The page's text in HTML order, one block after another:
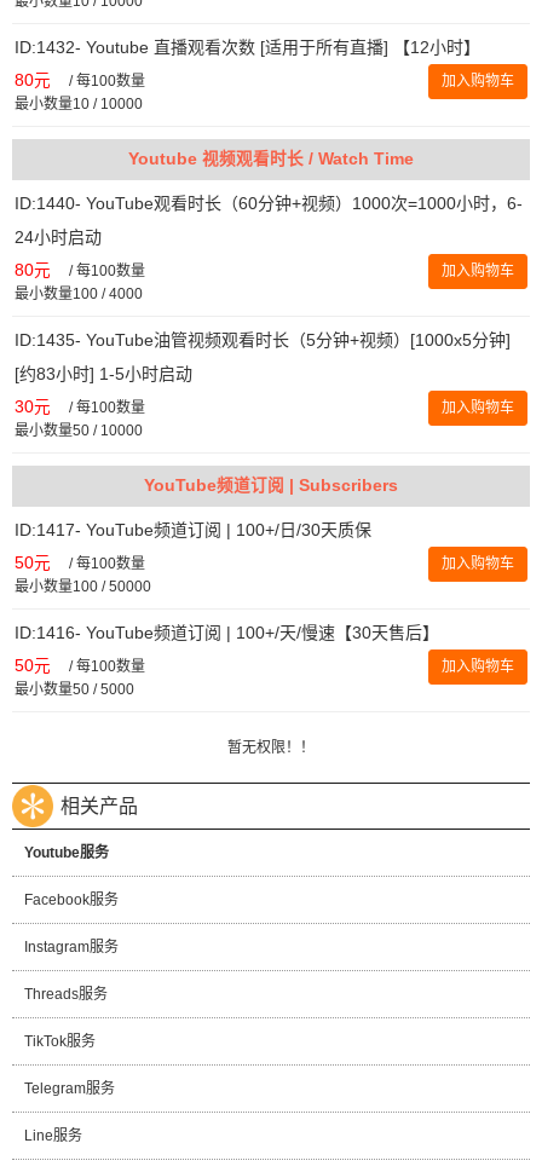
ID:1432- Youtube 直播观看次数 [适用于所有直播] 【12小时】
80元 /每100数量
最小数量10 / 10000
加入购物车
Youtube 视频观看时长 / Watch Time
ID:1440- YouTube观看时长（60分钟+视频）1000次=1000小时，6-
24小时启动
80元 /每100数量
最小数量100 / 4000
加入购物车
ID:1435- YouTube油管视频观看时长（5分钟+视频）[1000x5分钟]
[约83小时] 1-5小时启动
30元 /每100数量
最小数量50 / 10000
加入购物车
YouTube频道订阅 | Subscribers
ID:1417- YouTube频道订阅 | 100+/日/30天质保
50元 /每100数量
最小数量100 / 50000
加入购物车
ID:1416- YouTube频道订阅 | 100+/天/慢速【30天售后】
50元 /每100数量
最小数量50 / 5000
加入购物车
暂无权限！！
相关产品
Youtube服务
Facebook服务
Instagram服务
Threads服务
TikTok服务
Telegram服务
Line服务